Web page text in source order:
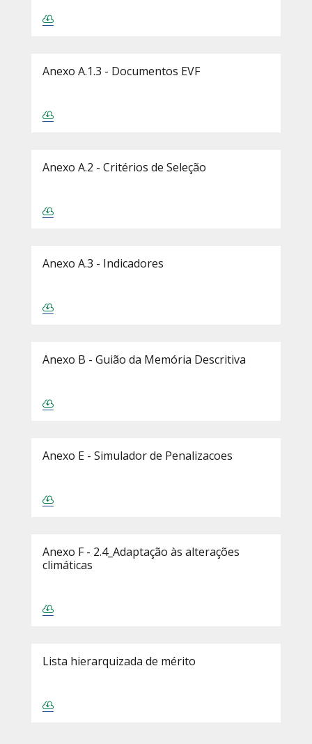
Anexo A.1.3 - Documentos EVF
Anexo A.2 - Critérios de Seleção
Anexo A.3 - Indicadores
Anexo B - Guião da Memória Descritiva
Anexo E - Simulador de Penalizacoes
Anexo F - 2.4_Adaptação às alterações
climáticas
Lista hierarquizada de mérito